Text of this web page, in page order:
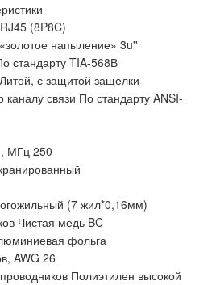
(8P8C)
напыление» 3u''
стандарту TIA-568В
с защитой защелки
связи По стандарту ANSI-
МГц 250
(7 жил*0,16мм)
Чистая медь BC
фольга
AWG 26
Полиэтилен высокой